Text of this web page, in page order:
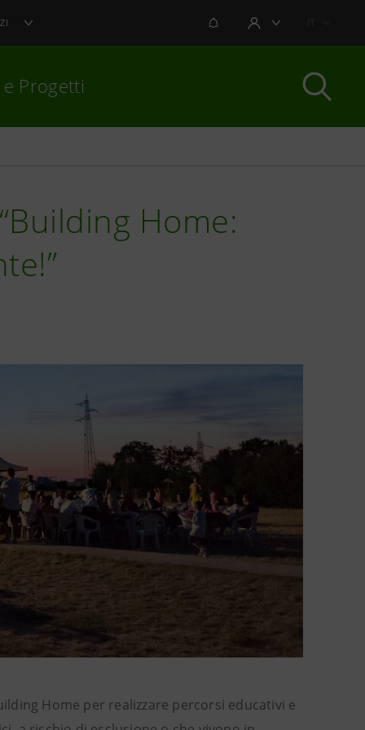
NOTIFICHEAREA UTENTE
e Progetti
Home:
Home per realizzare percorsi educativi e